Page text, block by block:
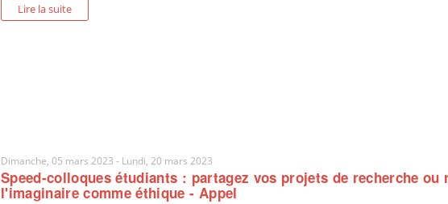
Lire la suite
Dimanche, 05 mars 2023 - Lundi, 20 mars 2023
Speed-colloques étudiants : partagez vos projets de recherche ou
l'imaginaire comme éthique - Appel